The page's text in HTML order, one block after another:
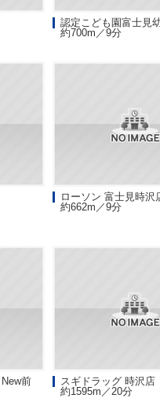
認定こども園富士見
約700m／9分
ローソン 富士見時沢
約662m／9分
前
スギドラッグ 時沢店
約1595m／20分